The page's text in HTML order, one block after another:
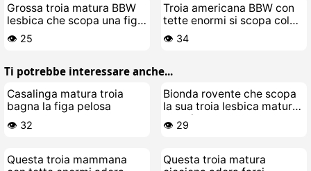
Grossa troia matura BBW
lesbica che scopa una figa
giovane e calda
👁️ 25
Troia americana BBW con
tette enormi si scopa col
suo cazzo di giocattolo
👁️ 34
Ti potrebbe interessare anche...
Casalinga matura troia
bagna la figa pelosa
👁️ 32
Bionda rovente che scopa
la sua troia lesbica matura
tutta la notte
👁️ 29
Questa troia mammana
Questa troia matura